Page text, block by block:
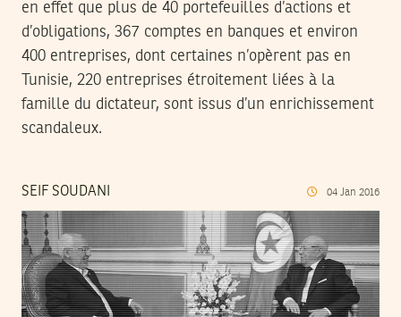
en effet que plus de 40 portefeuilles d’actions et
d’obligations, 367 comptes en banques et environ
400 entreprises, dont certaines n’opèrent pas en
Tunisie, 220 entreprises étroitement liées à la
famille du dictateur, sont issus d’un enrichissement
scandaleux.
SEIF SOUDANI 04 Jan 2016